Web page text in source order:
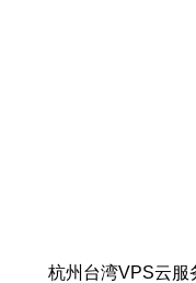
杭州台湾VPS云服